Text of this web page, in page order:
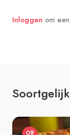
Inloggen om